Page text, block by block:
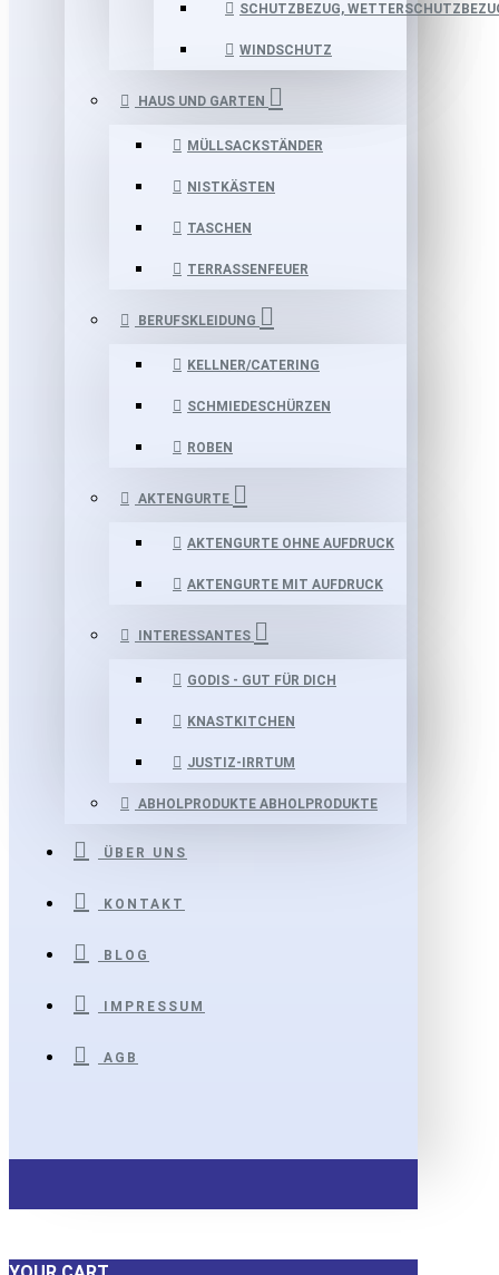
SCHUTZBEZUG,
WINDSCHUTZ
HAUS UND GARTEN
MÜLLSACKSTÄNDER
NISTKÄSTEN
TASCHEN
TERRASSENFEUER
BERUFSKLEIDUNG
KELLNER/CATERING
SCHMIEDESCHÜRZEN
ROBEN
AKTENGURTE
AKTENGURTE OHNE AUFDRUCK
AKTENGURTE MIT AUFDRUCK
INTERESSANTES
GODIS - GUT FÜR DICH
KNASTKITCHEN
JUSTIZ-IRRTUM
ABHOLPRODUKTE ABHOLPRODUKTE
ÜBER UNS
KONTAKT
BLOG
IMPRESSUM
AGB